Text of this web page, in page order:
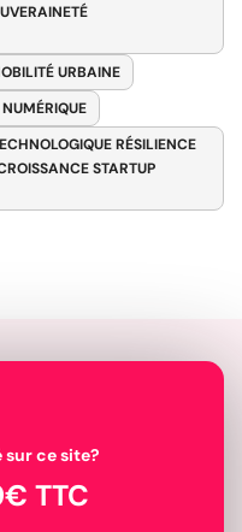
URBAINE
RÉSILIENCE
STARTUP
sur ce site?
TTC